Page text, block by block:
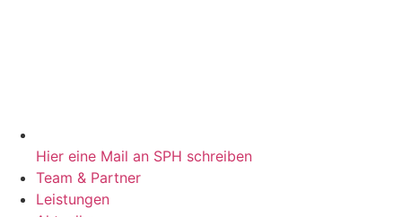
Hier eine Mail an SPH schreiben
Team & Partner
Leistungen